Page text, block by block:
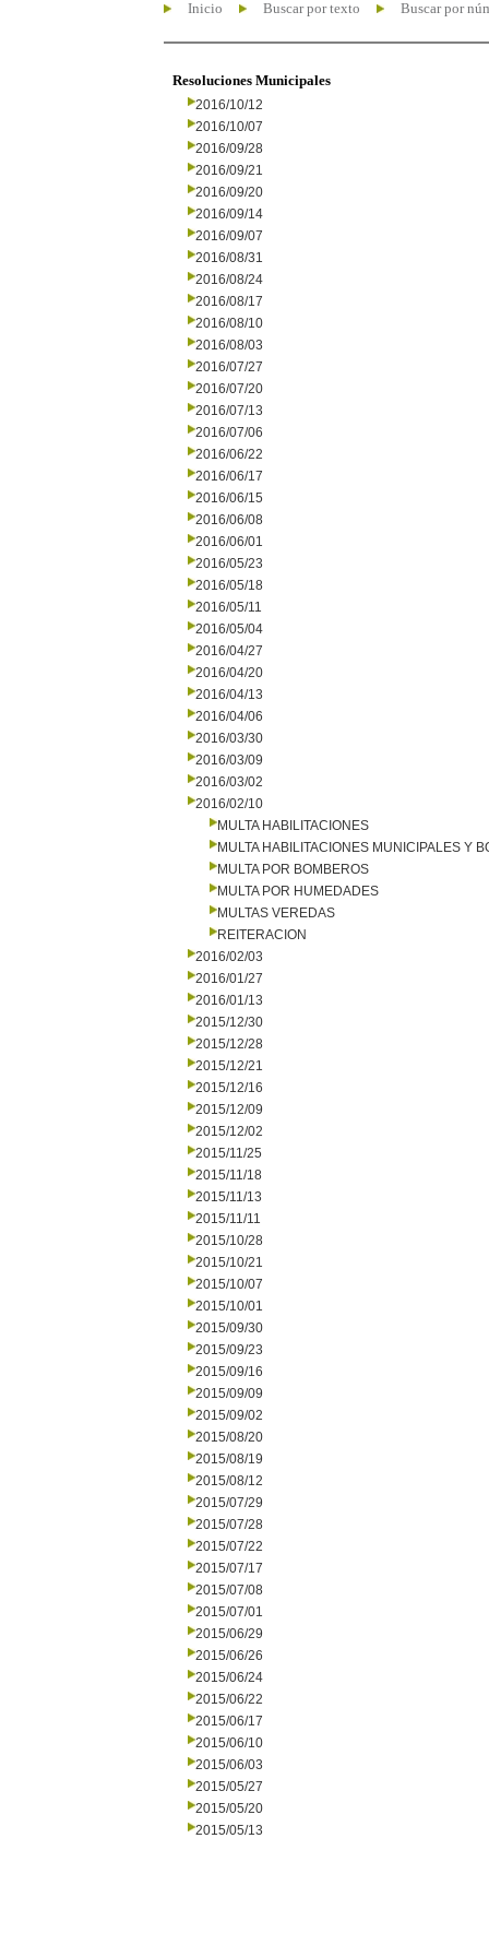
Inicio Buscar por texto Buscar por
Resoluciones Municipales
2016/10/12
2016/10/07
2016/09/28
2016/09/21
2016/09/20
2016/09/14
2016/09/07
2016/08/31
2016/08/24
2016/08/17
2016/08/10
2016/08/03
2016/07/27
2016/07/20
2016/07/13
2016/07/06
2016/06/22
2016/06/17
2016/06/15
2016/06/08
2016/06/01
2016/05/23
2016/05/18
2016/05/11
2016/05/04
2016/04/27
2016/04/20
2016/04/13
2016/04/06
2016/03/30
2016/03/09
2016/03/02
2016/02/10
MULTA HABILITACIONES
MULTA HABILITACIONES MUNICIPALES Y
MULTA POR BOMBEROS
MULTA POR HUMEDADES
MULTAS VEREDAS
REITERACION
2016/02/03
2016/01/27
2016/01/13
2015/12/30
2015/12/28
2015/12/21
2015/12/16
2015/12/09
2015/12/02
2015/11/25
2015/11/18
2015/11/13
2015/11/11
2015/10/28
2015/10/21
2015/10/07
2015/10/01
2015/09/30
2015/09/23
2015/09/16
2015/09/09
2015/09/02
2015/08/20
2015/08/19
2015/08/12
2015/07/29
2015/07/28
2015/07/22
2015/07/17
2015/07/08
2015/07/01
2015/06/29
2015/06/26
2015/06/24
2015/06/22
2015/06/17
2015/06/10
2015/06/03
2015/05/27
2015/05/20
2015/05/13